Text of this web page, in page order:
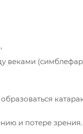
веками
и потере зрения.